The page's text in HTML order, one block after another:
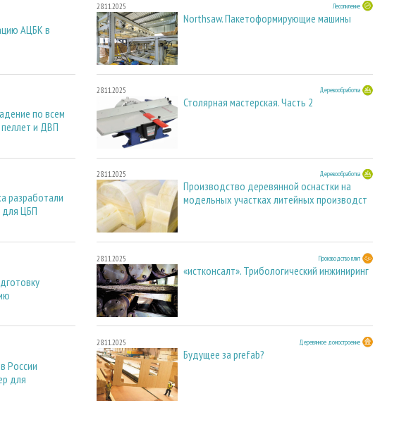
АЦБК в
по всем
и ДВП
разработали
для ЦБП
России
для
28.11.2025 Лесопиление
Northsaw. Пакетоформирующие машины
28.11.2025 Деревообработка
Столярная мастерская. Часть 2
28.11.2025 Деревообработка
Производство деревянной оснастки на
модельных участках литейных производст
28.11.2025 Производство плит
«истконсалт». Трибологический инжиниринг
28.11.2025 Деревянное домостроение
Будущее за prefab?